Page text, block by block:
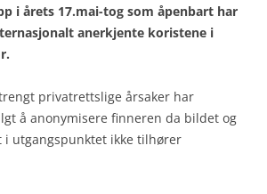
i årets 17.mai-tog som åpenbart har
anerkjente koristene i
privatrettslige årsaker har
å anonymisere finneren da bildet og
utgangspunktet ikke tilhører